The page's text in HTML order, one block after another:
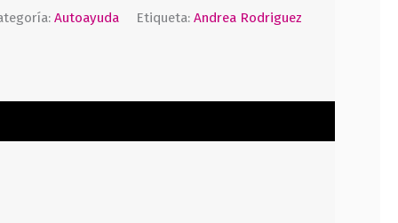
Autoayuda Etiqueta:Andrea Rodriguez